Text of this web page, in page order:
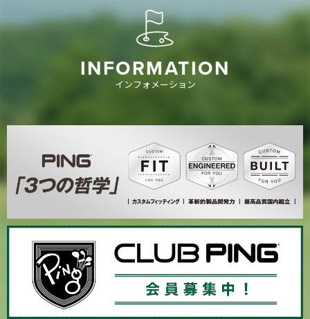
INFORMATION
インフォメーション